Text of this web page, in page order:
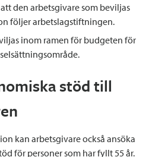
den arbetsgivare som beviljas
följer arbetslagstiftningen.
inom ramen för budgeten för
stöd till
kan arbetsgivare också ansöka
för personer som har fyllt 55 år.